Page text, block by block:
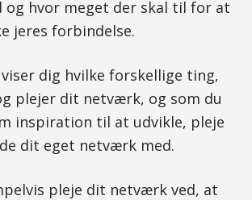
og hvor meget der skal til for at
jeres forbindelse.
dig hvilke forskellige ting,
plejer dit netværk, og som du
inspiration til at udvikle, pleje
dit eget netværk med.
pleje dit netværk ved, at